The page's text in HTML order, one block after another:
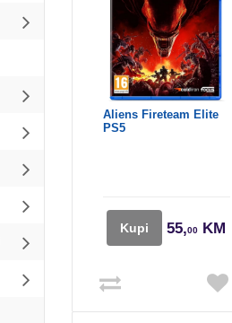
Aliens Fireteam Elite
PS5
Kupi 55,00 KM